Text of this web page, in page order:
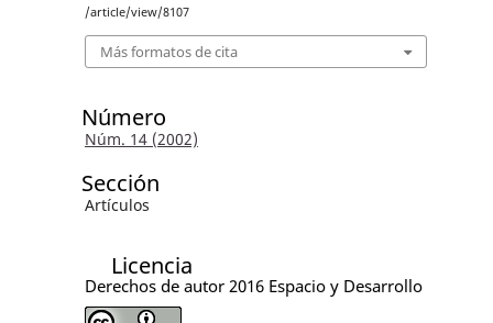
/article/view/8107
Más formatos de cita
Número
Núm. 14 (2002)
Sección
Artículos
Licencia
Derechos de autor 2016 Espacio y Desarrollo